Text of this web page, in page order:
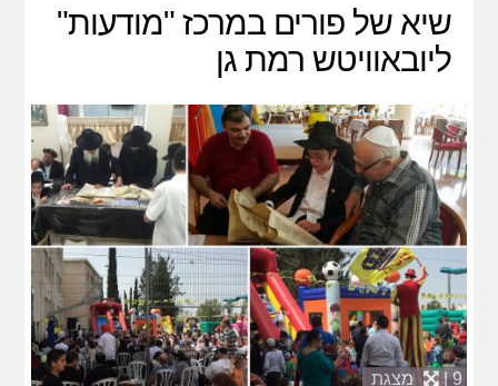
שיא של פורים במרכז "מודעות"
ליובאוויטש רמת גן
9 | מצגת